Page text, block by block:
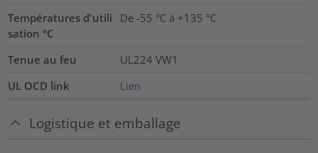
Températures d'utili
sation °C
De -55 °C à +135 °C
Tenue au feu
UL224 VW1
UL OCD link
Lien
Logistique et emballage